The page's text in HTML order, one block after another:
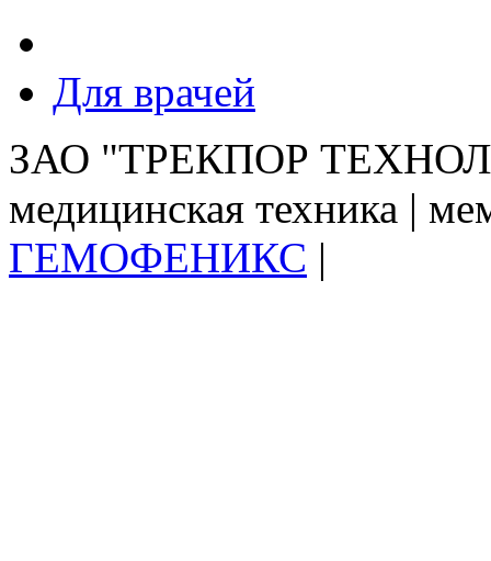
Для врачей
ЗАО "ТРЕКПОР
медицинская техника |
ГЕМОФЕНИКС |